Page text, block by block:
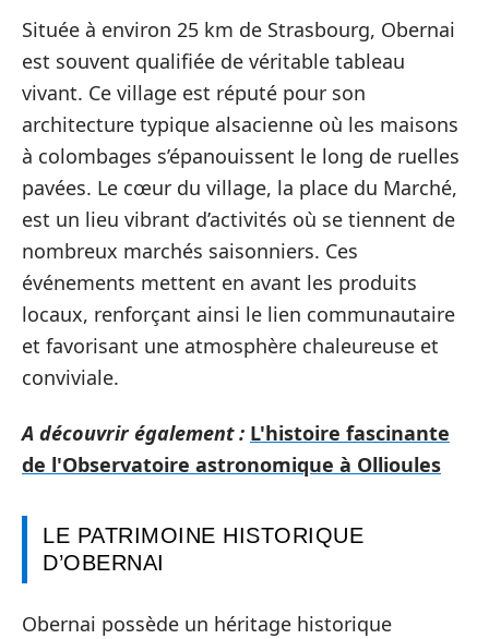
Située à environ 25 km de Strasbourg, Obernai
est souvent qualifiée de véritable tableau
vivant. Ce village est réputé pour son
architecture typique alsacienne où les maisons
à colombages s’épanouissent le long de ruelles
pavées. Le cœur du village, la place du Marché,
est un lieu vibrant d’activités où se tiennent de
nombreux marchés saisonniers. Ces
événements mettent en avant les produits
locaux, renforçant ainsi le lien communautaire
et favorisant une atmosphère chaleureuse et
conviviale.
A découvrir également : L'histoire fascinante
de l'Observatoire astronomique à Ollioules
LE PATRIMOINE HISTORIQUE
D’OBERNAI
Obernai possède un héritage historique